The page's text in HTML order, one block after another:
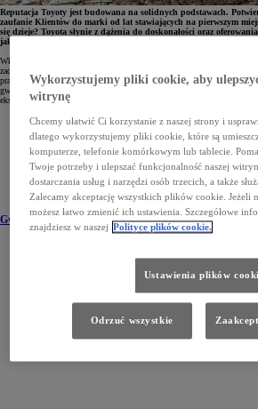
Reputacja Toyoty jest budowana na solidnych podstawach.
zaufanie Klientów do marki od lat stawiających na pierwszym
się dzieje? Toyota słynie z dążenia do doskonałości oraz
jakości.
Właśnie taką troskę – zarówno o każdy samochód zjeżdżający z taśmy
zadowolenie jego właściciela – wyraża 3-letnia gwarancja fabryczna.
prawdziwą przyjemnością. Dodatkowe gwarancje Toyoty pozwalają
gwarancji producenta. Opracowane zostały z myślą o właścicielach
eksploatacją samochodu i podwyższyć jego wartość na rynku wtórnym.
Gwarancja podstawowa
Wykorzystujemy pliki cookie, aby
witrynę
Chcemy ułatwić Ci korzystanie z naszej strony i
dlatego wykorzystujemy pliki cookie, które są
komputerze, telefonie komórkowym lub tablecie.
Twoje potrzeby i ulepszać funkcjonalność naszej
dostarczania usług i narzędzi osób trzecich, a także
Zalecamy akceptację wszystkich plików cookie. Jeżeli
możesz łatwo zmienić ich ustawienia. Szczegółowe
znajdziesz w naszej Polityce plików cookie.
Ustawienia plików
Odrzuć wszystkie